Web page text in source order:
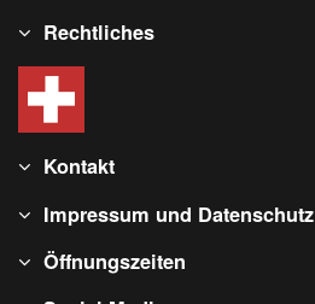
Rechtliches
Kontakt
Impressum und Datenschutz
Öffnungszeiten